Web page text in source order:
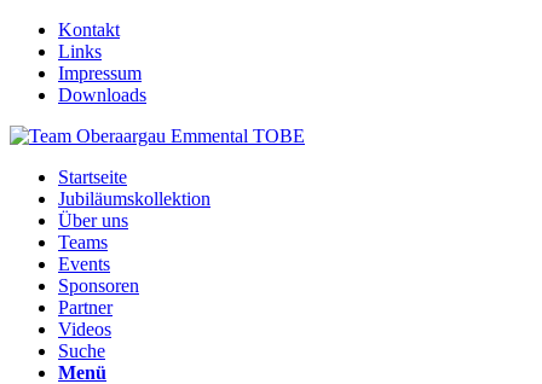
Kontakt
Links
Impressum
Downloads
Startseite
Jubiläumskollektion
Über uns
Teams
Events
Sponsoren
Partner
Videos
Suche
Menü